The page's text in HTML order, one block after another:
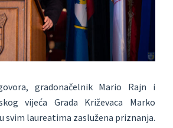
gradonačelnik Mario Rajn i
vijeća Grada Križevaca Marko
svim laureatima zaslužena priznanja.